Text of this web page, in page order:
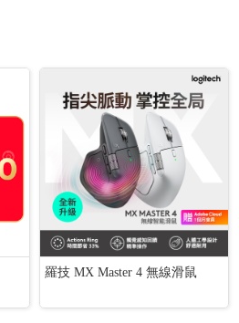
羅技 MX Master 4 無線滑鼠